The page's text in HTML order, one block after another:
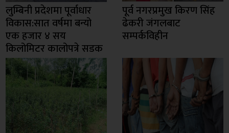
लुम्बिनी प्रदेशमा पूर्वाधार
विकास:सात वर्षमा बन्यो
एक हजार ४ सय
किलोमिटर कालोपत्रे सडक
पूर्व नगरप्रमुख किरण सिंह
ढेकरी जंगलबाट
सम्पर्कविहीन